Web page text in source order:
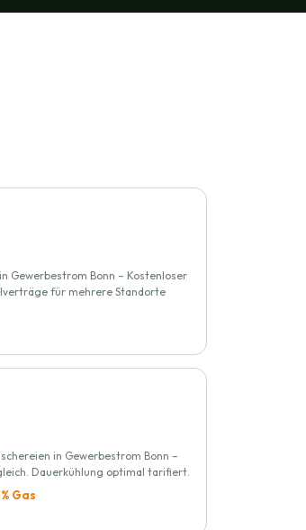
Gewerbestrom Bonn – Kostenloser
für mehrere Standorte
in Gewerbestrom Bonn –
Dauerkühlung optimal tarifiert.
Gas